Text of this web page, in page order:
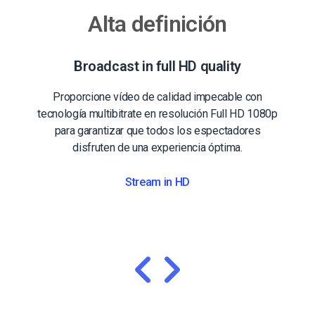
Alta definición
Broadcast in full HD quality
Proporcione vídeo de calidad impecable con
tecnología multibitrate en resolución Full HD 1080p
para garantizar que todos los espectadores
disfruten de una experiencia óptima.
Stream in HD